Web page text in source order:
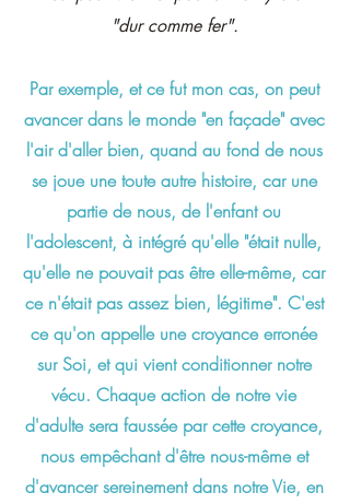
"dur comme fer".
Par exemple, et ce fut mon cas, on peut
avancer dans le monde "en façade" avec
l'air d'aller bien, quand au fond de nous
se joue une toute autre histoire, car une
partie de nous, de l'enfant ou
l'adolescent, à intégré qu'elle "était nulle,
qu'elle ne pouvait pas être elle-même, car
ce n'était pas assez bien, légitime". C'est
ce qu'on appelle une croyance erronée
sur Soi, et qui vient conditionner notre
vécu. Chaque action de notre vie
d'adulte sera faussée par cette croyance,
nous empêchant d'être nous-même et
d'avancer sereinement dans notre Vie, en